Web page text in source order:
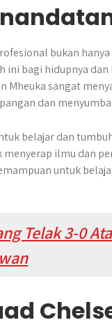
bukan
ini bagi hidupnya
sangat
dan
belajar dan
ilmu dan
untuk
Telak 3-0